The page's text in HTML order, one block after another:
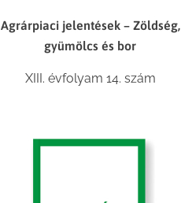
Agrárpiaci jelentések – Zöldség,
gyümölcs és bor
XIII. évfolyam 14. szám